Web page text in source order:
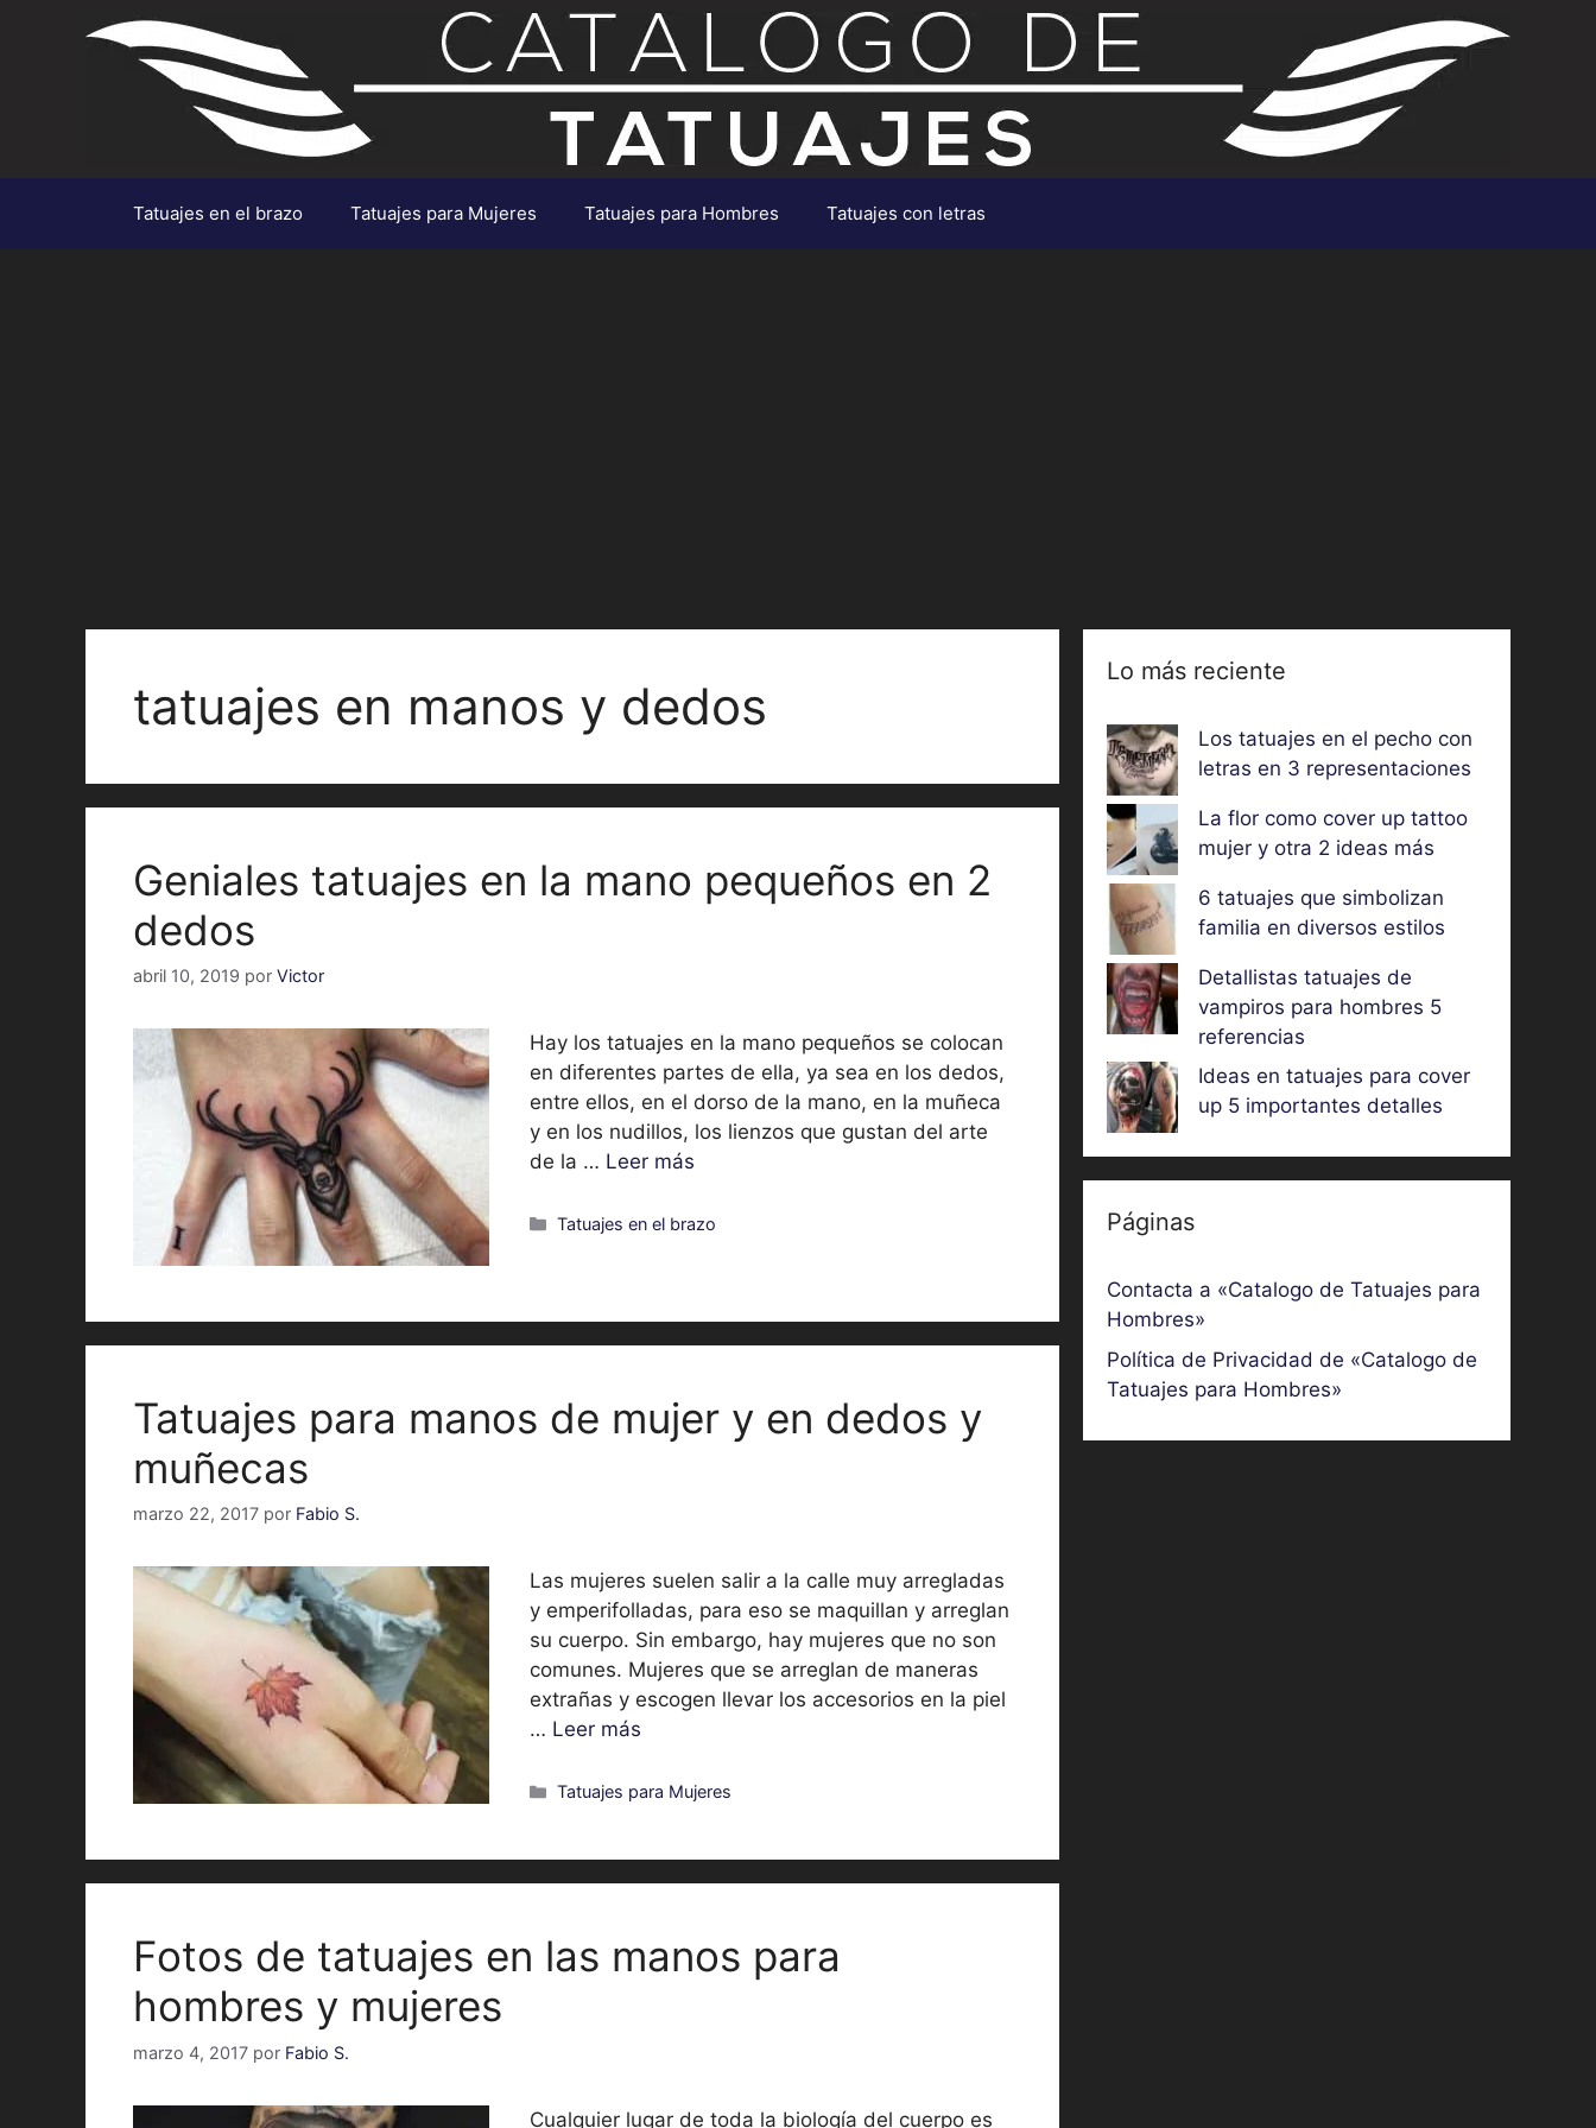
Tatuajes en el brazo Tatuajes para Mujeres Tatuajes para Hombres Tatuajes con letras
tatuajes en manos y dedos
Geniales tatuajes en la mano pequeños en 2
dedos
abril 10, 2019 por Victor
Hay los tatuajes en la mano pequeños se colocan
en diferentes partes de ella, ya sea en los dedos,
entre ellos, en el dorso de la mano, en la muñeca
y en los nudillos, los lienzos que gustan del arte
de la … Leer más
Categorías
Tatuajes en el brazo
Tatuajes para manos de mujer y en dedos y
muñecas
marzo 22, 2017 por Fabio S.
Las mujeres suelen salir a la calle muy arregladas
y emperifolladas, para eso se maquillan y arreglan
su cuerpo. Sin embargo, hay mujeres que no son
comunes. Mujeres que se arreglan de maneras
extrañas y escogen llevar los accesorios en la piel
… Leer más
Categorías
Tatuajes para Mujeres
Fotos de tatuajes en las manos para
hombres y mujeres
marzo 4, 2017 por Fabio S.
Cualquier lugar de toda la biología del cuerpo es
Lo más reciente
Los tatuajes en el pecho con
letras en 3 representaciones
La flor como cover up tattoo
mujer y otra 2 ideas más
6 tatuajes que simbolizan
familia en diversos estilos
Detallistas tatuajes de
vampiros para hombres 5
referencias
Ideas en tatuajes para cover
up 5 importantes detalles
Páginas
Contacta a «Catalogo de Tatuajes para
Hombres»
Política de Privacidad de «Catalogo de
Tatuajes para Hombres»